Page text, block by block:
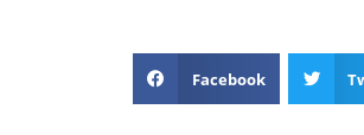
Facebook